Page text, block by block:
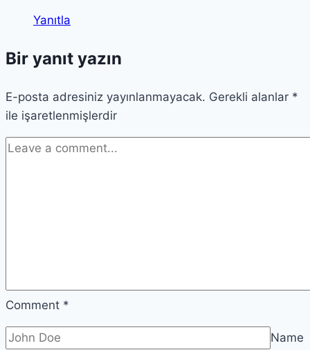
Yanıtla
Bir yanıt yazın
E-posta adresiniz yayınlanmayacak. Gerekli alanlar *
ile işaretlenmişlerdir
Comment *
Name